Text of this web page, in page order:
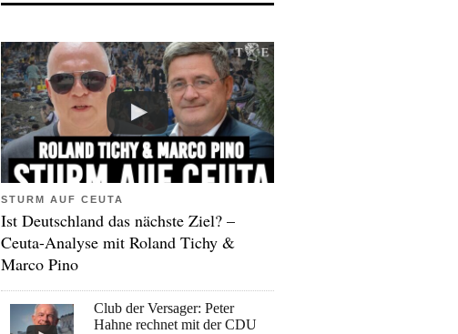
STURM AUF CEUTA
Ist Deutschland das nächste Ziel? –
Ceuta-Analyse mit Roland Tichy &
Marco Pino
Club der Versager: Peter
Hahne rechnet mit der CDU